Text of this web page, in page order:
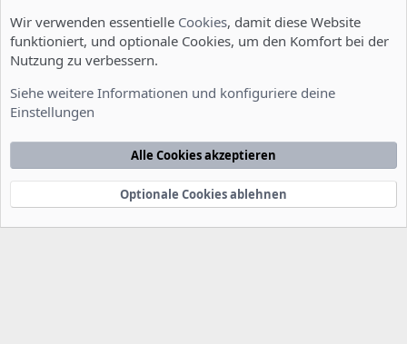
Nutzungsbedingungen Datenschutzerklärung
Startseite
e
Community platform by XenForo® © 2010-2022 XenForo Ltd.
xenDach©2010-2014
Wir verwenden essentielle Cookies, damit diese Website
funktioniert, und optionale Cookies, um den Komfort bei der
Nutzung zu verbessern.
Siehe weitere Informationen und konfiguriere deine
Einstellungen
Alle Cookies akzeptieren
Optionale Cookies ablehnen